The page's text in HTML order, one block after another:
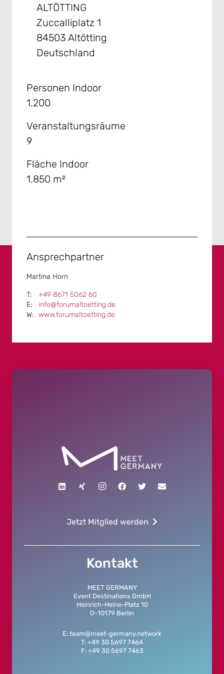
ALTÖTTING
Zuccalliplatz 1
84503 Altötting
Deutschland
Personen Indoor
1.200
Veranstaltungsräume
9
Fläche Indoor
1.850 m²
Ansprechpartner
Martina Horn
+49 8671 5062 60
info@forumaltoetting.de
www.forumaltoetting.de
Jetzt Mitglied werden
Kontakt
MEET GERMANY
Event Destinations GmbH
Heinrich-Heine-Platz 10
D-10179 Berlin
E: team@meet-germany.network
T: +49 30 5697 7464
F: +49 30 5697 7463